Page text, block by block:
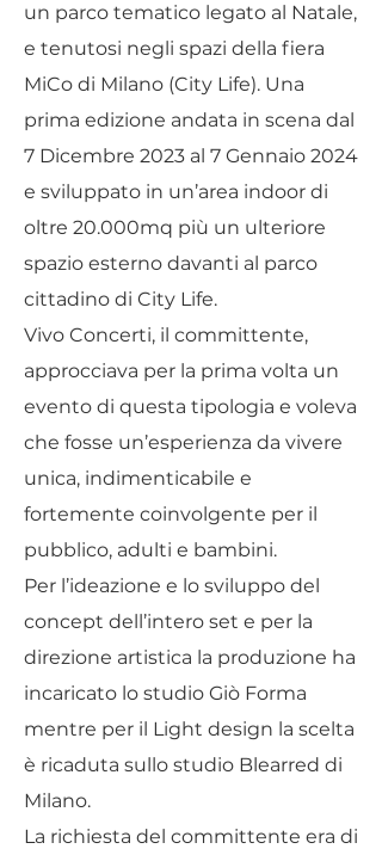
un parco tematico legato al Natale,
e tenutosi negli spazi della fiera
MiCo di Milano (City Life). Una
prima edizione andata in scena dal
7 Dicembre 2023 al 7 Gennaio 2024
e sviluppato in un’area indoor di
oltre 20.000mq più un ulteriore
spazio esterno davanti al parco
cittadino di City Life.
Vivo Concerti, il committente,
approcciava per la prima volta un
evento di questa tipologia e voleva
che fosse un’esperienza da vivere
unica, indimenticabile e
fortemente coinvolgente per il
pubblico, adulti e bambini.
Per l’ideazione e lo sviluppo del
concept dell’intero set e per la
direzione artistica la produzione ha
incaricato lo studio Giò Forma
mentre per il Light design la scelta
è ricaduta sullo studio Blearred di
Milano.
La richiesta del committente era di